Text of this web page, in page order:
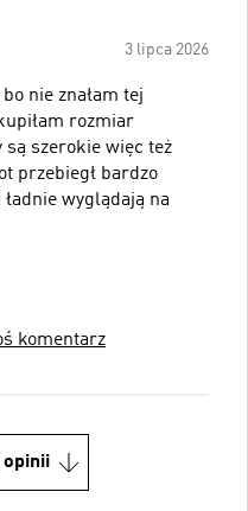
3 lipca 2026
nie znałam tej
rozmiar
są szerokie więc też
przebiegł bardzo
wyglądają na
komentarz
opinii